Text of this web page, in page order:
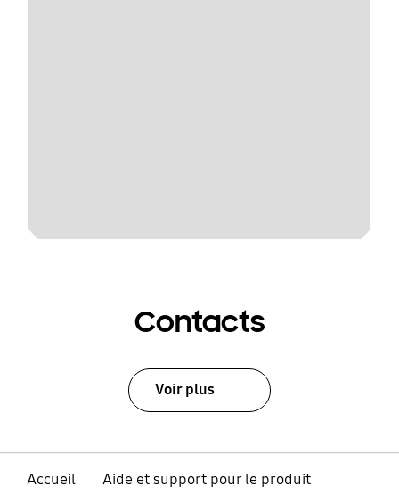
Contacts
Voir plus
Accueil
Aide et support pour le produit